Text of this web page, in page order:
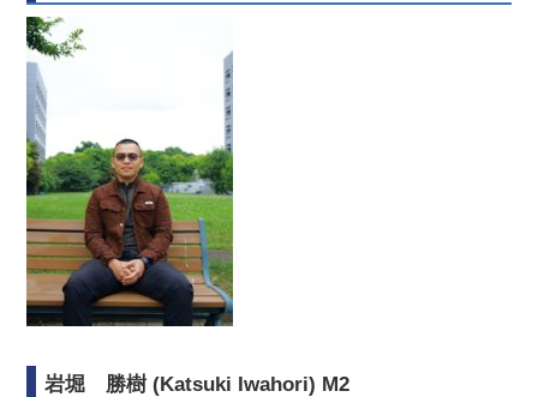
岩堀 勝樹 (Katsuki Iwahori) M2